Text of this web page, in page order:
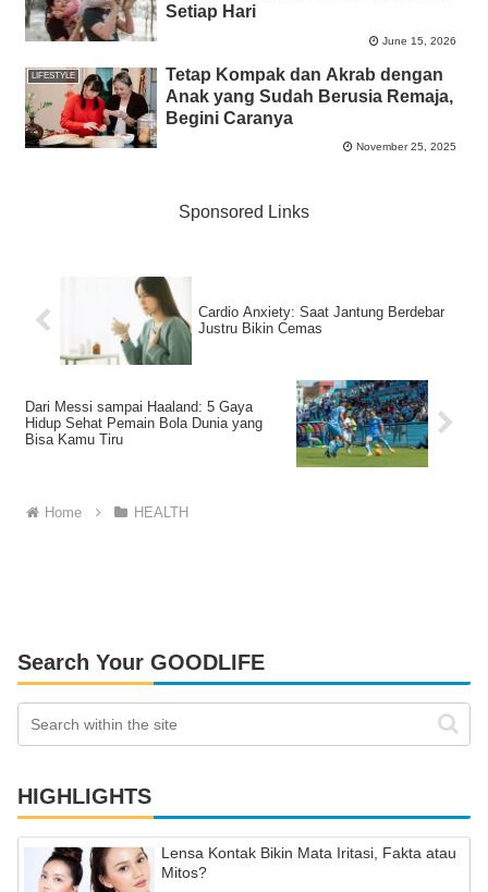
Setiap Hari
June 15, 2026
LIFESTYLE
Tetap Kompak dan Akrab dengan
Anak yang Sudah Berusia Remaja,
Begini Caranya
November 25, 2025
Sponsored Links
Cardio Anxiety: Saat Jantung Berdebar
Justru Bikin Cemas
Dari Messi sampai Haaland: 5 Gaya
Hidup Sehat Pemain Bola Dunia yang
Bisa Kamu Tiru
Home HEALTH
Search Your GOODLIFE
HIGHLIGHTS
Lensa Kontak Bikin Mata Iritasi, Fakta atau
Mitos?